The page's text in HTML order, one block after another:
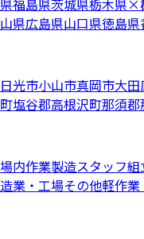
福島県茨城県栃木県×
県広島県山口県徳島県
日光市小山市真岡市大
塩谷郡高根沢町那須郡
内作業製造スタッフ組
業・工場その他軽作